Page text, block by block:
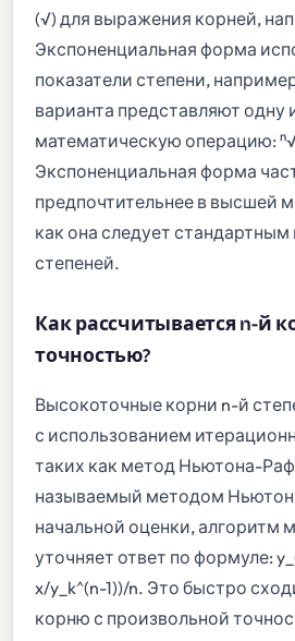
(√) для выражения корней,
Экспоненциальная форма
показатели степени,
варианта представляют одну
математическую операцию:
Экспоненциальная форма
предпочтительнее в высшей
как она следует
степеней.
Как рассчитывается n-й
точностью?
Высокоточные корни n-й
с использованием
таких как метод Ньютона-
называемый методом
начальной оценки, алгоритм
уточняет ответ по формуле:
x/y_k^(n-1))/n. Это быстро
корню с произвольной